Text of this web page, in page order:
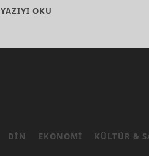
YAZIYI OKU
DIN EKONOMI KÜLTÜR &